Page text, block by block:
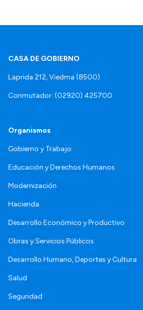
CASA DE GOBIERNO
Laprida 212, Viedma (8500)
Conmutador: (02920) 425700
Organismos
Gobierno y Trabajo
Educación y Derechos Humanos
Modernización
Hacienda
Desarrollo Económico y Productivo
Obras y Servicios Públicos
Desarrollo Humano, Deportes y Cultura
Salud
Seguridad